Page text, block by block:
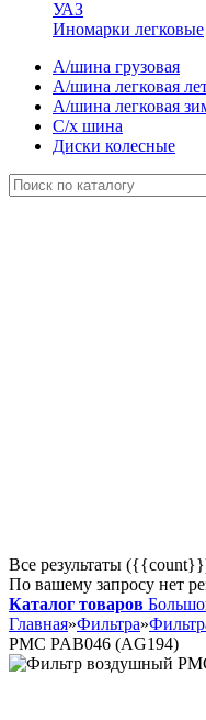
УАЗ
Иномарки легковые
А/шина грузовая
А/шина легковая
А/шина легковая
С/х шина
Диски колесные
Все результаты
По вашему запросу нет
Каталог товаров
Главная»Фильтра»
PMC PAB046 (AG194)